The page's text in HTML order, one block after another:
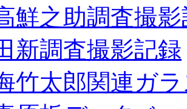
鮮之助調査撮
新調査撮影記録
竹太郎関連ガ